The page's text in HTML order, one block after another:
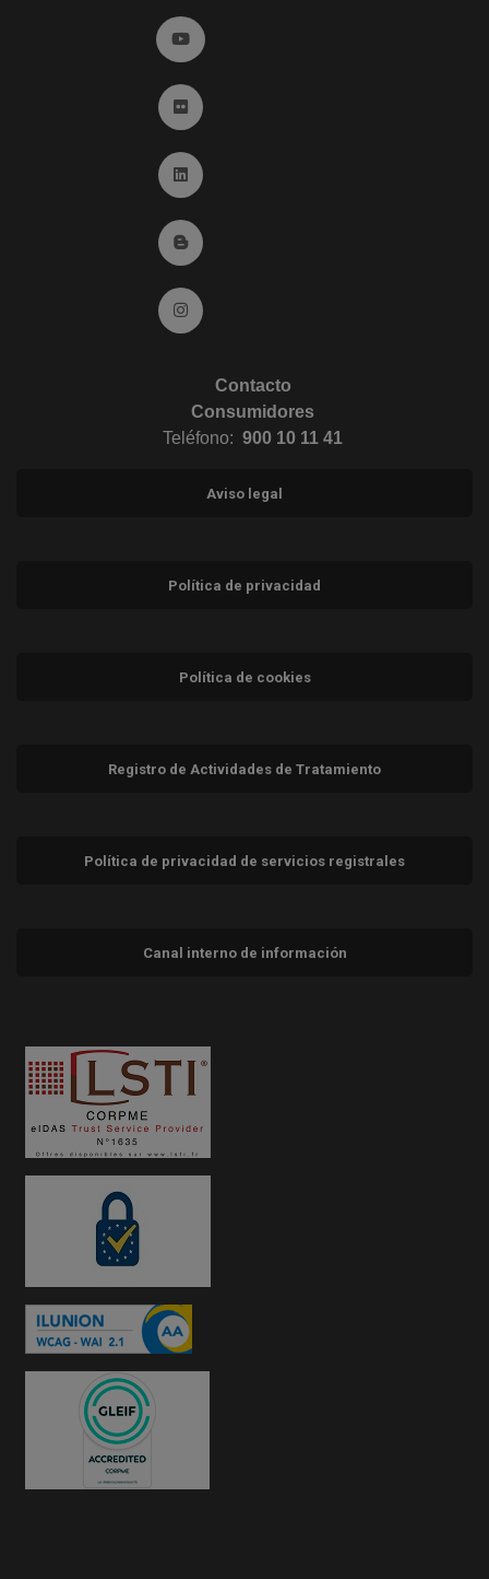
Ir a YouTube (abre en ventana nueva)
Ir a Flickr (abre en ventana nueva)
Ir a Linkedin (abre en ventana nueva)
Ir al Blog (abre en ventana nueva)
Ir a Instagram (abre en ventana nueva)
Contacto
Consumidores
Teléfono: 900 10 11 41
Aviso legal
Política de privacidad
Política de cookies
Registro de Actividades de Tratamiento
Política de privacidad de servicios registrales
Canal interno de información